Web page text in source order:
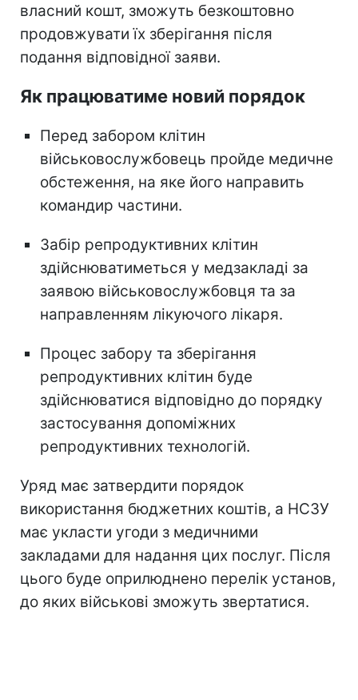
власний кошт, зможуть безкоштовно
продовжувати їх зберігання після
подання відповідної заяви.
Як працюватиме новий порядок
Перед забором клітин
військовослужбовець пройде медичне
обстеження, на яке його направить
командир частини.
Забір репродуктивних клітин
здійснюватиметься у медзакладі за
заявою військовослужбовця та за
направленням лікуючого лікаря.
Процес забору та зберігання
репродуктивних клітин буде
здійснюватися відповідно до порядку
застосування допоміжних
репродуктивних технологій.
Уряд має затвердити порядок
використання бюджетних коштів, а НСЗУ
має укласти угоди з медичними
закладами для надання цих послуг. Після
цього буде оприлюднено перелік установ,
до яких військові зможуть звертатися.